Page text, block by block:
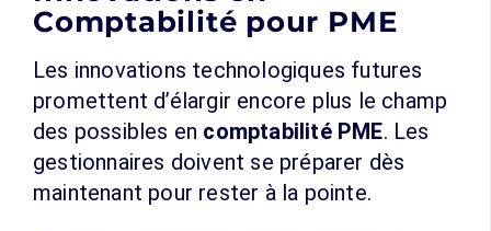
Comptabilité pour PME
Les innovations technologiques futures
promettent d’élargir encore plus le champ
des possibles en comptabilité PME. Les
gestionnaires doivent se préparer dès
maintenant pour rester à la pointe.